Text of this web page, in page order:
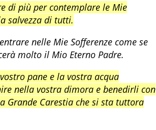
di più per contemplare le Mie
salvezza di tutti.
nelle Mie Sofferenze come se
molto il Mio Eterno Padre.
pane e la vostra acqua
nella vostra dimora e benedirli con
Grande Carestia che si sta tuttora